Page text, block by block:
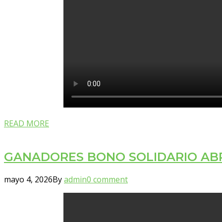
READ MORE
GANADORES BONO SOLIDARIO
mayo 4, 2026Byadmin0 comment